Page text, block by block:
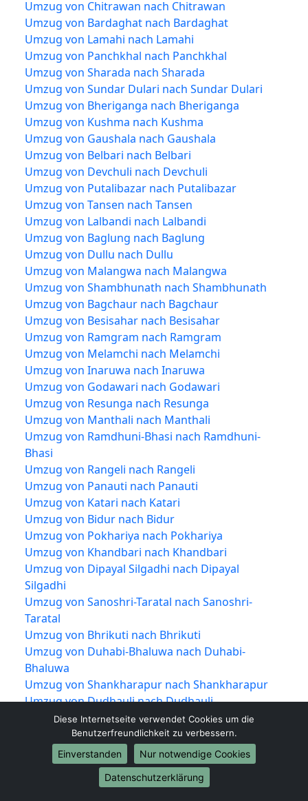
Umzug von Chitrawan nach Chitrawan
Umzug von Bardaghat nach Bardaghat
Umzug von Lamahi nach Lamahi
Umzug von Panchkhal nach Panchkhal
Umzug von Sharada nach Sharada
Umzug von Sundar Dulari nach Sundar Dulari
Umzug von Bheriganga nach Bheriganga
Umzug von Kushma nach Kushma
Umzug von Gaushala nach Gaushala
Umzug von Belbari nach Belbari
Umzug von Devchuli nach Devchuli
Umzug von Putalibazar nach Putalibazar
Umzug von Tansen nach Tansen
Umzug von Lalbandi nach Lalbandi
Umzug von Baglung nach Baglung
Umzug von Dullu nach Dullu
Umzug von Malangwa nach Malangwa
Umzug von Shambhunath nach Shambhunath
Umzug von Bagchaur nach Bagchaur
Umzug von Besisahar nach Besisahar
Umzug von Ramgram nach Ramgram
Umzug von Melamchi nach Melamchi
Umzug von Inaruwa nach Inaruwa
Umzug von Godawari nach Godawari
Umzug von Resunga nach Resunga
Umzug von Manthali nach Manthali
Umzug von Ramdhuni-Bhasi nach Ramdhuni-
Bhasi
Umzug von Rangeli nach Rangeli
Umzug von Panauti nach Panauti
Umzug von Katari nach Katari
Umzug von Bidur nach Bidur
Umzug von Pokhariya nach Pokhariya
Umzug von Khandbari nach Khandbari
Umzug von Dipayal Silgadhi nach Dipayal
Silgadhi
Umzug von Sanoshri-Taratal nach Sanoshri-
Taratal
Umzug von Bhrikuti nach Bhrikuti
Umzug von Duhabi-Bhaluwa nach Duhabi-
Bhaluwa
Umzug von Shankharapur nach Shankharapur
Umzug von Dudhauli nach Dudhauli
Umzug von Sabaila nach Sabaila
Umzug von Banepa nach Banepa
Umzug von Phidim nach Phidim
Umzug von Chainpur nach Chainpur
Umzug von Dakshinkali nach Dakshinkali
Diese Internetseite verwendet Cookies um die
Benutzerfreundlichkeit zu verbessern.
Einverstanden
Nur notwendige Cookies
Datenschutzerklärung